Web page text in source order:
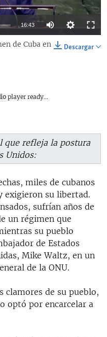
LATINA
656p
16:43
132p
Descargar
de Cuba en
player ready...
que refleja la postura
Unidos:
miles de cubanos
exigieron su libertad.
sufrían años de
un régimen que
su pueblo
de Estados
Mike Waltz, en un
de la ONU.
clamores de su pueblo,
optó por encarcelar a